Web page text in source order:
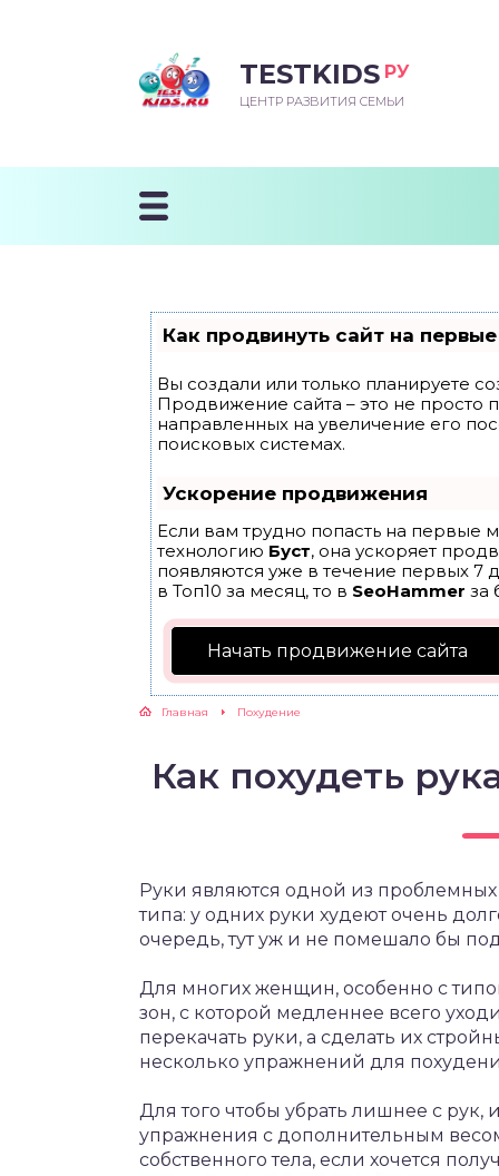
TESTKIDS РУ
ЦЕНТР РАЗВИТИЯ СЕМЬИ
Как продвинуть сайт на
Вы создали или только планируете
Продвижение сайта – это не просто
направленных на увеличение его
поисковых системах.
Ускорение продвижения
Если вам трудно попасть на первые
технологию Буст, она ускоряет
появляются уже в течение первых 7
в Топ10 за месяц, то в SeoHammer за
Начать продвижение сайта
Главная Похудение
Как похудеть
Руки являются одной из
типа: у одних руки худеют очень
очередь, тут уж и не помешало бы
Для многих женщин, особенно с
зон, с которой медленнее всего
перекачать руки, а сделать их
несколько упражнений для
Для того чтобы убрать лишнее с рук,
упражнения с дополнительным
собственного тела, если хочется
МЕСЯЦ
ПЕРВОГО
УЧИТСЯ
ПОСЛЕ ГОДА
К ШКОЛЕ
ДОШКОЛЬНИКА
ШКОЛА
ШКОЛЬНИКА
ШКОЛЬНИКА